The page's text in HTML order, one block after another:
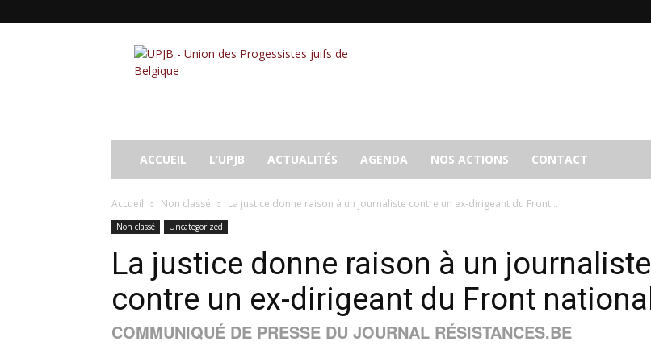
UPJB
ACCUEIL L’UPJB ACTUALITÉS AGENDA NOS ACTIONS CONTACT
Accueil Non classé La justice donne raison à un journaliste contre un ex-dirigeant du Front...
Non classé Uncategorized
La justice donne raison à un journaliste
contre un ex-dirigeant du Front national
COMMUNIQUÉ DE PRESSE DU JOURNAL RÉSISTANCES.BE